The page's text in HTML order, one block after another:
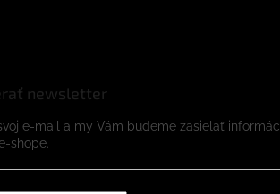
newsletter
e-mail a my Vám budeme zasielať
shope.